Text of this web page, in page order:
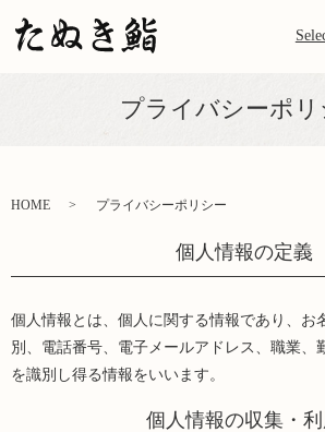
プライバシーポリ
HOME プライバシーポリシー
個人情報の定義
個人情報とは、個人に関する情報であり、お
別、電話番号、電子メールアドレス、職業、
を識別し得る情報をいいます。
個人情報の収集・利